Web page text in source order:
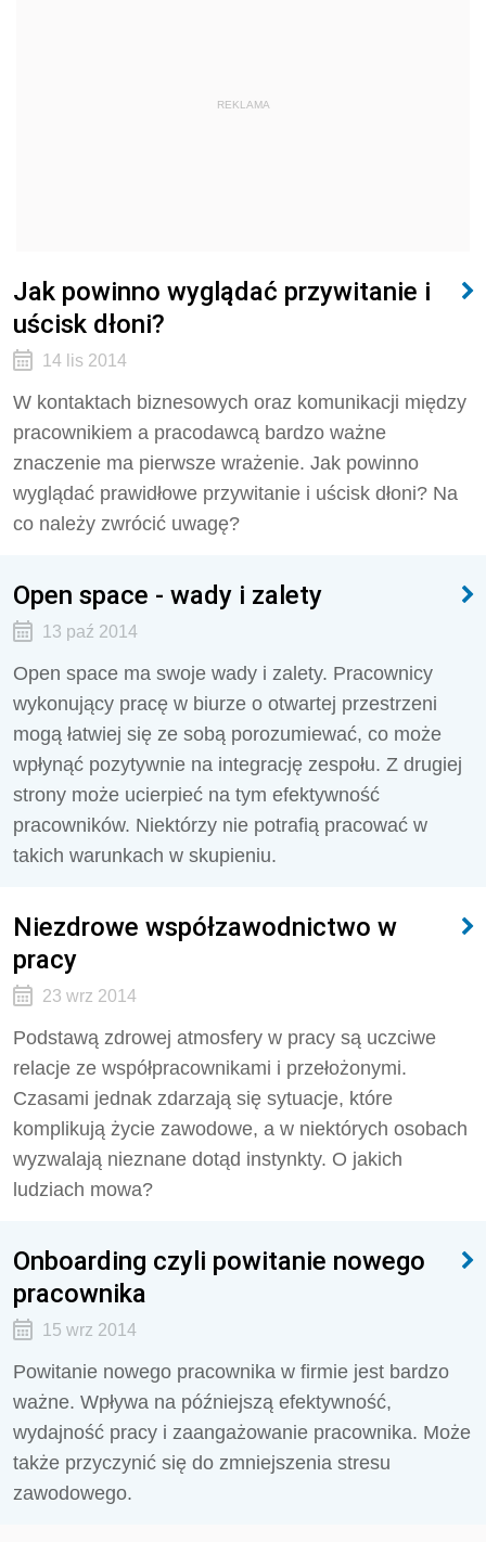
REKLAMA
Jak powinno wyglądać przywitanie i
uścisk dłoni?
14 lis 2014
W kontaktach biznesowych oraz komunikacji między
pracownikiem a pracodawcą bardzo ważne
znaczenie ma pierwsze wrażenie. Jak powinno
wyglądać prawidłowe przywitanie i uścisk dłoni? Na
co należy zwrócić uwagę?
Open space - wady i zalety
13 paź 2014
Open space ma swoje wady i zalety. Pracownicy
wykonujący pracę w biurze o otwartej przestrzeni
mogą łatwiej się ze sobą porozumiewać, co może
wpłynąć pozytywnie na integrację zespołu. Z drugiej
strony może ucierpieć na tym efektywność
pracowników. Niektórzy nie potrafią pracować w
takich warunkach w skupieniu.
Niezdrowe współzawodnictwo w
pracy
23 wrz 2014
Podstawą zdrowej atmosfery w pracy są uczciwe
relacje ze współpracownikami i przełożonymi.
Czasami jednak zdarzają się sytuacje, które
komplikują życie zawodowe, a w niektórych osobach
wyzwalają nieznane dotąd instynkty. O jakich
ludziach mowa?
Onboarding czyli powitanie nowego
pracownika
15 wrz 2014
Powitanie nowego pracownika w firmie jest bardzo
ważne. Wpływa na późniejszą efektywność,
wydajność pracy i zaangażowanie pracownika. Może
także przyczynić się do zmniejszenia stresu
zawodowego.